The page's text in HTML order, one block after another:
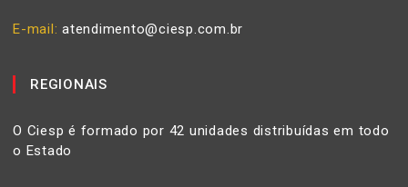
E-mail atendimento@ciesp.com.br
REGIONAIS
O Ciesp é formado por 42 unidades distribuídas em todo
o Estado